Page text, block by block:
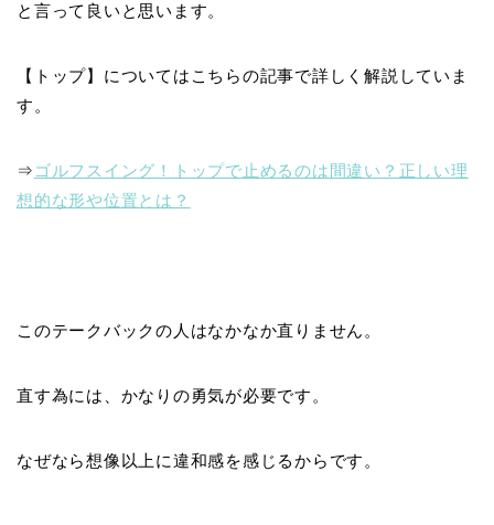
と言って良いと思います。
【トップ】についてはこちらの記事で詳しく解説していま
す。
⇒ ゴルフスイング！トップで止めるのは間違い？正しい理
想的な形や位置とは？
このテークバックの人はなかなか直りません。
直す為には、かなりの勇気が必要です。
なぜなら想像以上に違和感を感じるからです。